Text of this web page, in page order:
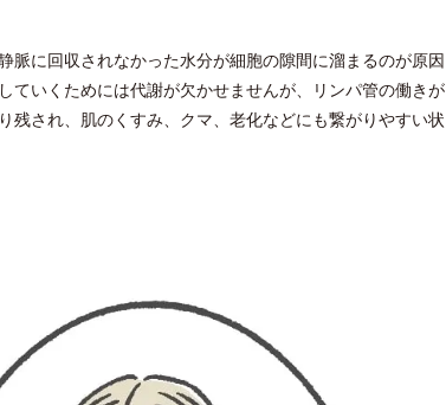
脈に回収されなかった水分が細胞の隙間に溜まるのが原因
ていくためには代謝が欠かせませんが、リンパ管の働きが
残され、肌のくすみ、クマ、老化などにも繋がりやすい状